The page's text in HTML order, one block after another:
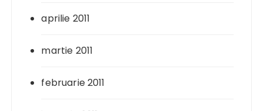
aprilie 2011
martie 2011
februarie 2011